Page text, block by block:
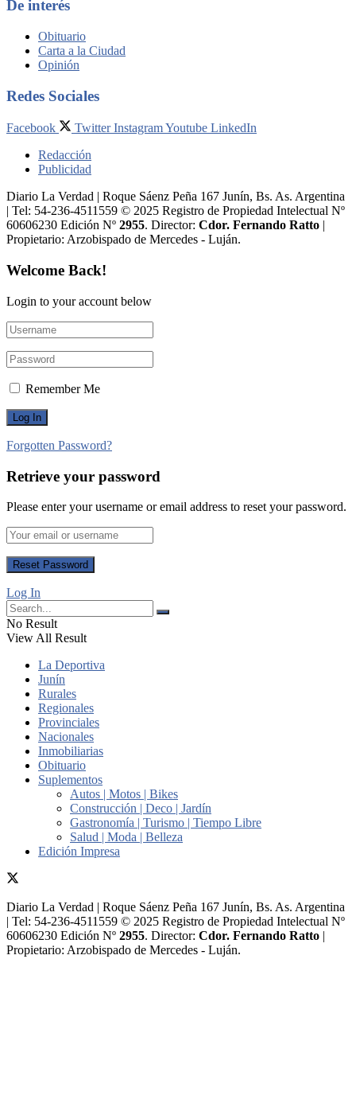
De interés
Obituario
Carta a la Ciudad
Opinión
Redes Sociales
Facebook Twitter InstagramYoutube LinkedIn
Redacción
Publicidad
Diario La Verdad | Roque Sáenz Peña 167 Junín, Bs. As. Argentina
| Tel: 54-236-4511559 © 2025 Registro de Propiedad Intelectual Nº
60606230 Edición Nº 2955. Director:​ Cdor. Fernando Ratto |
Propietario:​ Arzobispado de Mercedes - Luján.
Welcome Back!
Login to your account below
Remember Me
Forgotten Password?
Retrieve your password
Please enter your username or email address to reset your password.
Log In
No Result
View All Result
La Deportiva
Junín
Rurales
Regionales
Provinciales
Nacionales
Inmobiliarias
Obituario
Suplementos
Autos | Motos | Bikes
Construcción | Deco | Jardín
Gastronomía | Turismo | Tiempo Libre
Salud | Moda | Belleza
Edición Impresa
Diario La Verdad | Roque Sáenz Peña 167 Junín, Bs. As. Argentina
| Tel: 54-236-4511559 © 2025 Registro de Propiedad Intelectual Nº
60606230 Edición Nº 2955. Director:​ Cdor. Fernando Ratto |
Propietario:​ Arzobispado de Mercedes - Luján.